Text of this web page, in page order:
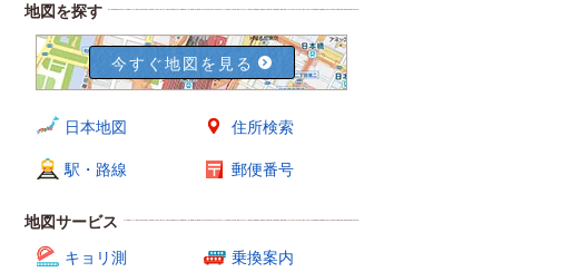
地図を探す
今すぐ地図を見る
日本地図 住所検索
駅・路線 郵便番号
地図サービス
キョリ測
乗換案内